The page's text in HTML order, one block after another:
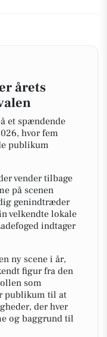
årets
et spændende
hvor fem
publikum
vender tilbage
på scenen
genindtræder
velkendte lokale
indtager
ny scene i år,
figur fra den
som
publikum til at
der hver
og baggrund til